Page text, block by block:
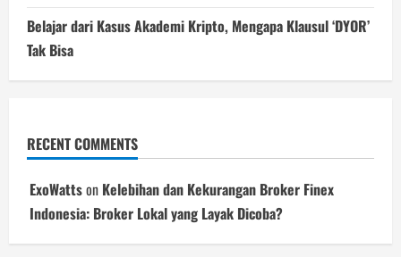
Belajar dari Kasus Akademi Kripto, Mengapa Klausul ‘DYOR’
Tak Bisa
RECENT COMMENTS
ExoWattson Kelebihan dan Kekurangan Broker Finex
Indonesia: Broker Lokal yang Layak Dicoba?